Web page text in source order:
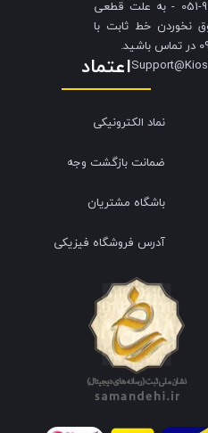
شماره تماس: 91690879-051 - به علت قطعی
نخوردن خط ثابت با
اعتماد
نماد الکترونیکی
ضمانت بازگشت وجه
باشگاه مشتریان
آدرس فروشگاه فیزیکی